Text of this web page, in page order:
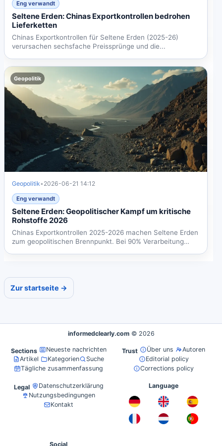
Eng verwandt
Seltene Erden: Chinas Exportkontrollen bedrohen
Lieferketten
Chinas Exportkontrollen für Seltene Erden (2025-26)
verursachen sechsfache Preissprünge und die...
Geopolitik
Geopolitik• 2026-06-21 14:12
Eng verwandt
Seltene Erden: Geopolitischer Kampf um kritische
Rohstoffe 2026
Chinas Exportkontrollen 2025-2026 machen Seltene Erden
zum geopolitischen Brennpunkt. Bei 90% Verarbeitung
Zur startseite →
informedclearly.com © 2026
Sections
Neueste nachrichten
Artikel
Kategorien
Suche
Tägliche zusammenfassung
Trust Über uns
Autoren
Editorial policy
Corrections policy
Legal
Datenschutzerklärung
Nutzungsbedingungen
Kontakt
Language
Social